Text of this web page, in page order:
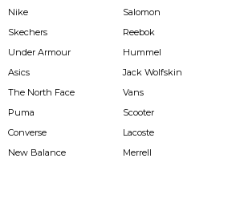
Nike
Skechers
Under Armour
Asics
The North Face
Puma
Converse
New Balance
Salomon
Reebok
Hummel
Jack Wolfskin
Vans
Scooter
Lacoste
Merrell